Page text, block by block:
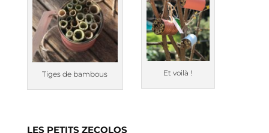
Tiges de bambous Et voilà !
LES PETITS ZECOLOS